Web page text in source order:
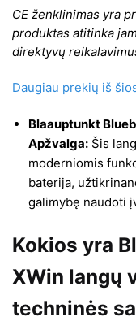
CE ženklinimas yra
produktas atitinka
direktyvų
Daugiau prekių iš
Blaauptunkt
Apžvalga: Šis
moderniomis
baterija,
galimybę naudoti
Kokios yra
XWin langų
techninės